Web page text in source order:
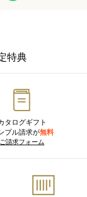
特典
タログギフト
プル請求が無料
ご請求フォーム